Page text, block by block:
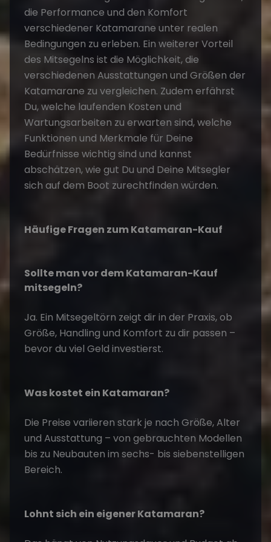
die Performance und den Komfort
verschiedener Katamarane unter realen
Bedingungen zu erleben. Ein weiterer Vorteil
des Mitsegelns ist die Möglichkeit, die
verschiedenen Ausstattungen und Größen der
Katamarane zu vergleichen. Zudem erfährst
Du, welche laufenden Kosten und
Wartungsarbeiten zu erwarten sind​​, welche
Funktionen und Merkmale für Deine
Bedürfnisse wichtig sind und kannst
abschätzen, wie gut Du und Deine Mitsegler
sich auf dem Boot zurechtfinden würden.
Häufige Fragen zum Katamaran-Kauf
Sollte man vor dem Katamaran-Kauf
mitsegeln?
Ja. Ein Mitsegeltörn zeigt dir in der Praxis, ob
Größe, Handling und Komfort zu dir passen –
bevor du viel Geld investierst.
Was kostet ein Katamaran?
Die Preise variieren stark je nach Größe, Alter
und Ausstattung – von gebrauchten Modellen
bis zu Neubauten im sechs- bis siebenstelligen
Bereich.
Lohnt sich ein eigener Katamaran?